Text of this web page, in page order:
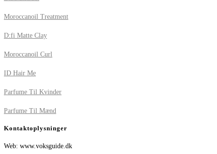
Moroccanoil Treatment
D:fi Matte Clay
Moroccanoil Curl
ID Hair Me
Parfume Til Kvinder
Parfume Til Mænd
Kontaktoplysninger
Web: www.voksguide.dk